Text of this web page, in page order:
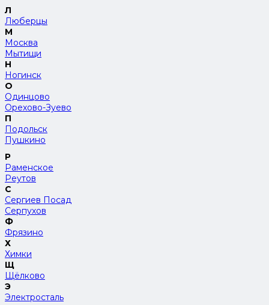
Л
Люберцы
М
Москва
Мытищи
Н
Ногинск
О
Одинцово
Орехово-Зуево
П
Подольск
Пушкино
Р
Раменское
Реутов
С
Сергиев Посад
Серпухов
Ф
Фрязино
Х
Химки
Щ
Щёлково
Э
Электросталь